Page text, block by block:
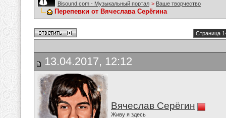
Bisound.com - Музыкальный портал > Ваше творчество
Перепевки от Вячеслава Серёгина
Страница
13.04.2017, 12:12
Вячеслав Серёгин
Живу я здесь